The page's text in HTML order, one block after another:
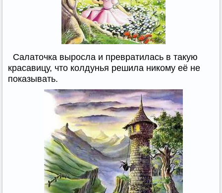
Салаточка выросла и превратилась в такую
красавицу, что колдунья решила никому её не
показывать.